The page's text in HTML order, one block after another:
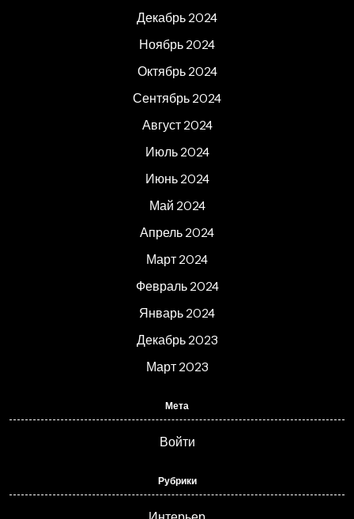
Декабрь 2024
Ноябрь 2024
Октябрь 2024
Сентябрь 2024
Август 2024
Июль 2024
Июнь 2024
Май 2024
Апрель 2024
Март 2024
Февраль 2024
Январь 2024
Декабрь 2023
Март 2023
Мета
Войти
Рубрики